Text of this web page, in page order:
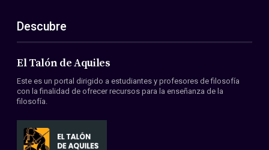
Descubre
El Talón de Aquiles
Este es un portal dirigido a estudiantes y profesores de filosofía
con la finalidad de ofrecer recursos para la enseñanza de la
filosofía.